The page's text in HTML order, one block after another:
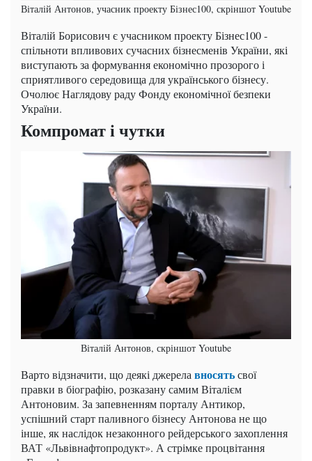
Віталій Антонов, учасник проекту Бізнес100, скріншот Youtube
Віталій Борисович є учасником проекту Бізнес100 -
спільноти впливових сучасних бізнесменів України, які
виступають за формування економічно прозорого і
сприятливого середовища для українського бізнесу.
Очолює Наглядову раду Фонду економічної безпеки
України.
Компромат і чутки
Віталій Антонов, скріншот Youtube
Варто відзначити, що деякі джерела вносятьсвої
правки в біографію, розказану самим Віталієм
Антоновим. За запевненням порталу Антикор,
успішний старт паливного бізнесу Антонова не що
інше, як наслідок незаконного рейдерського захоплення
ВАТ «Львівнафтопродукт». А стрімке процвітання